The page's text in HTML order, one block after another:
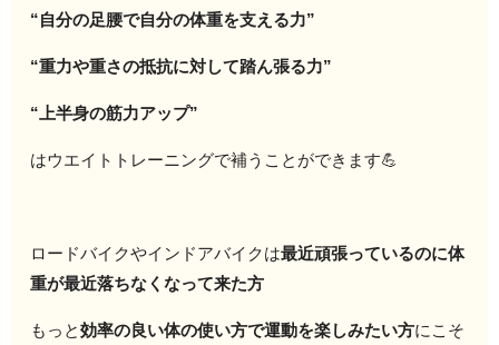
“自分の足腰で自分の体重を支える力”
“重力や重さの抵抗に対して踏ん張る力”
“上半身の筋力アップ”
はウエイトトレーニングで補うことができます💪
ロードバイクやインドアバイクは最近頑張っているのに体
重が最近落ちなくなって来た方
もっと効率の良い体の使い方で運動を楽しみたい方にこそ